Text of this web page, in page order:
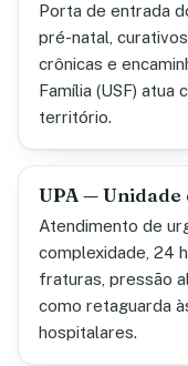
Porta de entrada
pré-natal,
crônicas e
Família (USF) atua
território.
UPA —
Atendimento de
complexidade, 24
fraturas, pressão
como retaguarda
hospitalares.